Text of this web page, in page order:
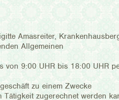
Amasreiter,
Allgemeinen
von 9:00 UHR bis 18:00 UHR
zu einem Zwecke
zugerechnet werden